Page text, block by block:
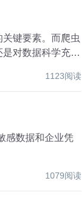
键要素。而爬虫
对数据科学充满
1123阅读
感数据和企业凭
1079阅读